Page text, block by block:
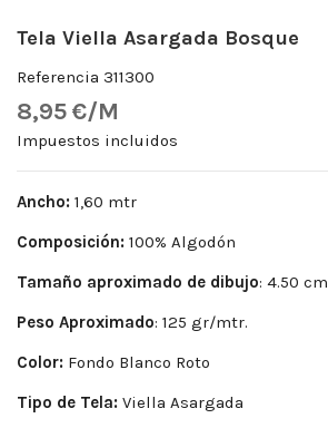
Tela Viella Asargada Bosque
Referencia 311300
8,95 €/M
Impuestos incluidos
Ancho: 1,60 mtr
Composición: 100% Algodón
Tamaño aproximado de dibujo: 4.50 cm
Peso Aproximado: 125 gr/mtr.
Color: Fondo Blanco Roto
Tipo de Tela: Viella Asargada